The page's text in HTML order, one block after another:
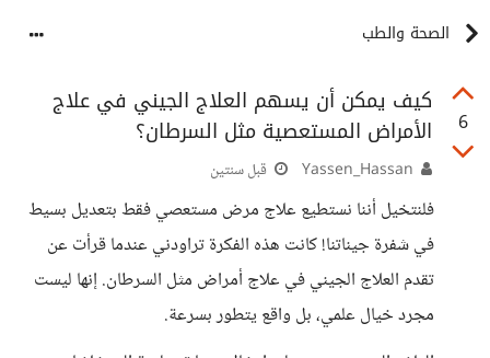
الصحة والطب
6
كيف يمكن أن يسهم العلاج الجيني في علاج
الأمراض المستعصية مثل السرطان؟
قبل سنتين
فلنتخيل أننا نستطيع علاج مرض مستعصي فقط بتعديل بسيط
في شفرة جيناتنا! كانت هذه الفكرة تراودني عندما قرأت عن
تقدم العلاج الجيني في علاج أمراض مثل السرطان. إنها ليست
مجرد خيال علمي، بل واقع يتطور بسرعة.